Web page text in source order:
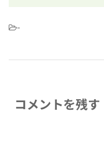
-
コメントを残す